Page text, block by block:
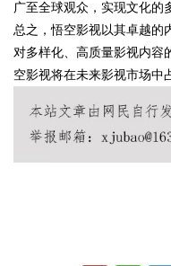
广至全球观众，实现文化的
总之，悟空影视以其卓越的
对多样化、高质量影视内容
空影视将在未来影视市场中